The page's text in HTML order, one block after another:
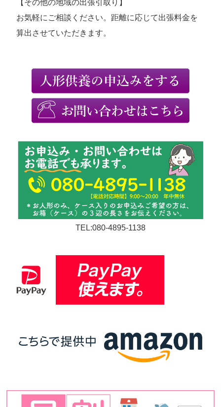
【その他の地域の出張引取り】
お気軽にご相談ください。距離に応じて出張料金を
算出させていただきます。
TEL:080-4895-1138